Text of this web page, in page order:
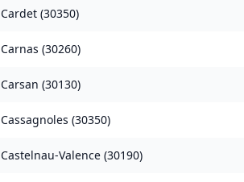
Cardet (30350)
Carnas (30260)
Carsan (30130)
Cassagnoles (30350)
Castelnau-Valence (30190)